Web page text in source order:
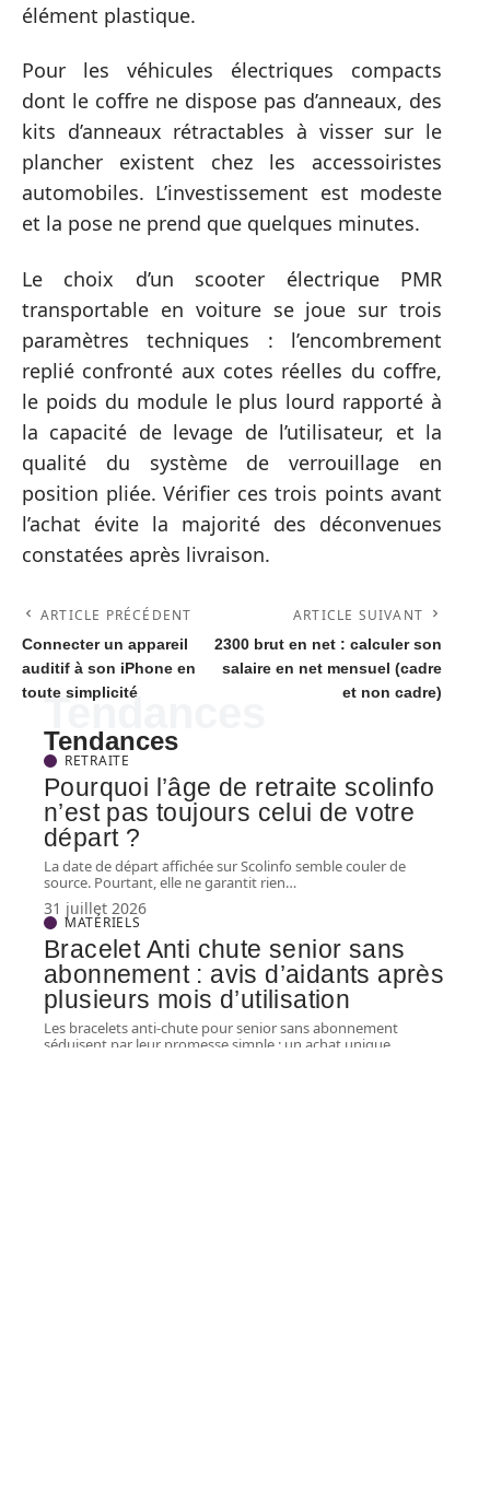
élément plastique.
Pour les véhicules électriques compacts
dont le coffre ne dispose pas d’anneaux, des
kits d’anneaux rétractables à visser sur le
plancher existent chez les accessoiristes
automobiles. L’investissement est modeste
et la pose ne prend que quelques minutes.
Le choix d’un scooter électrique PMR
transportable en voiture se joue sur trois
paramètres techniques : l’encombrement
replié confronté aux cotes réelles du coffre,
le poids du module le plus lourd rapporté à
la capacité de levage de l’utilisateur, et la
qualité du système de verrouillage en
position pliée. Vérifier ces trois points avant
l’achat évite la majorité des déconvenues
constatées après livraison.
ARTICLE PRÉCÉDENT
Connecter un appareil
auditif à son iPhone en
toute simplicité
ARTICLE SUIVANT
2300 brut en net : calculer son
salaire en net mensuel (cadre
et non cadre)
Tendances
Tendances
RETRAITE
Pourquoi l’âge de retraite scolinfo
n’est pas toujours celui de votre
départ ?
La date de départ affichée sur Scolinfo semble couler de
source. Pourtant, elle ne garantit rien…
31 juillet 2026
MATÉRIELS
Bracelet Anti chute senior sans
abonnement : avis d’aidants après
plusieurs mois d’utilisation
Les bracelets anti-chute pour senior sans abonnement
séduisent par leur promesse simple : un achat unique,